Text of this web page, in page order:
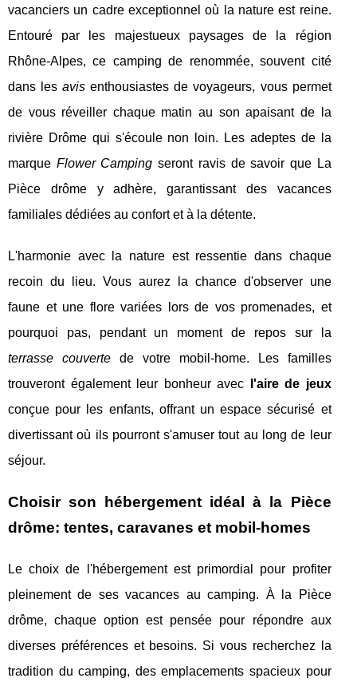
vacanciers un cadre exceptionnel où la nature est reine.
Entouré par les majestueux paysages de la région
Rhône-Alpes, ce camping de renommée, souvent cité
dans lesavis enthousiastes de voyageurs, vous permet
de vous réveiller chaque matin au son apaisant de la
rivière Drôme qui s'écoule non loin. Les adeptes de la
marque Flower Camping seront ravis de savoir que La
Pièce drôme y adhère, garantissant des vacances
familiales dédiées au confort et à la détente.
L'harmonie avec la nature est ressentie dans chaque
recoin du lieu. Vous aurez la chance d'observer une
faune et une flore variées lors de vos promenades, et
pourquoi pas, pendant un moment de repos sur la
terrasse couvertede votre mobil-home. Les familles
trouveront également leur bonheur avec
l'aire de jeux
conçue pour les enfants, offrant un espace sécurisé et
divertissant où ils pourront s'amuser tout au long de leur
séjour.
Choisir son hébergement idéal à la Pièce
drôme: tentes, caravanes et mobil-homes
Le choix de l'hébergement est primordial pour profiter
pleinement de ses vacances au camping. À la Pièce
drôme, chaque option est pensée pour répondre aux
diverses préférences et besoins. Si vous recherchez la
tradition du camping, des emplacements spacieux pour